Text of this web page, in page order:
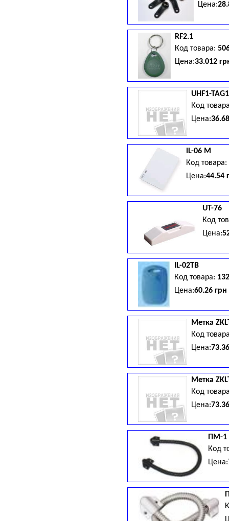
Цена:
RF2.1
Код товара:
Цена:33.012
UHF1-TAG1
Код
Цена:
lL-06 M
Код товара:
Цена:44.54
UT-76
Код
Цена:
IL-02TB
Код товара:
Цена:60.26 грн
Метка
Код
Цена:
Метка
Код
Цена:
ПМ-1
Код
Цена: